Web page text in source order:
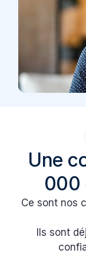
Une
000
Ce sont nos
Ils sont